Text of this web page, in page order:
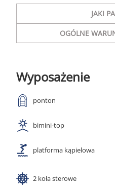
JAKI
OGÓLNE
Wyposażenie
ponton
bimini-top
platforma kąpielowa
2 koła sterowe